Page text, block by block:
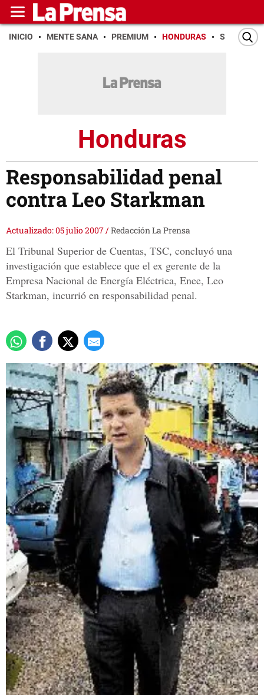
INICIO MENTE SANA PREMIUM HONDURAS SAN PEDRO
Honduras
Responsabilidad penal
contra Leo Starkman
Actualizado: 05 julio 2007/Redacción La Prensa
El Tribunal Superior de Cuentas, TSC, concluyó una
investigación que establece que el ex gerente de la
Empresa Nacional de Energía Eléctrica, Enee, Leo
Starkman, incurrió en responsabilidad penal.